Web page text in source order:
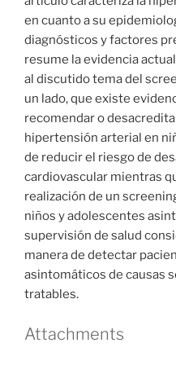
en cuanto a su
diagnósticos y factores
resume la evidencia
al discutido tema del
un lado, que existe
recomendar o
hipertensión arterial en
de reducir el riesgo de
cardiovascular mientras
realización de un
niños y adolescentes
supervisión de salud
manera de detectar
asintomáticos de causas
tratables.
Attachments